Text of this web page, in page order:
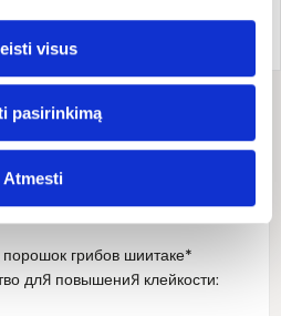
visus
pasirinkimą
Atmesti
Код товара:04000011854
витамина B12 (300% ЭПЦ —
грибов шиитаке*
для повышения клейкости: